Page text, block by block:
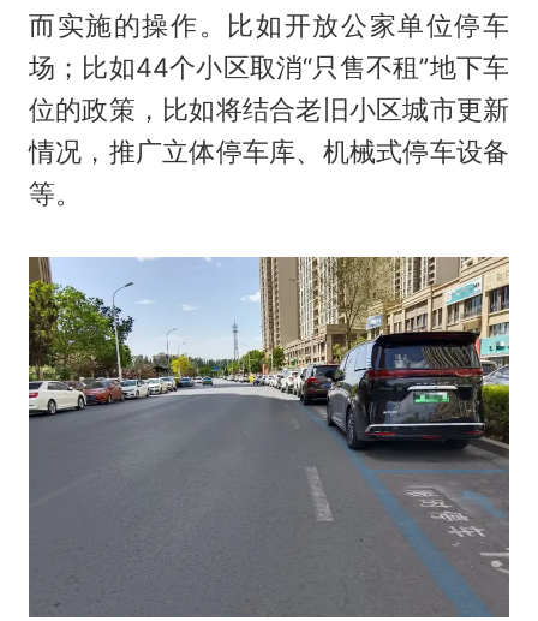
而实施的操作。比如开放公家单位停车
场；比如44个小区取消“只售不租”地下车
位的政策，比如将结合老旧小区城市更新
情况，推广立体停车库、机械式停车设备
等。